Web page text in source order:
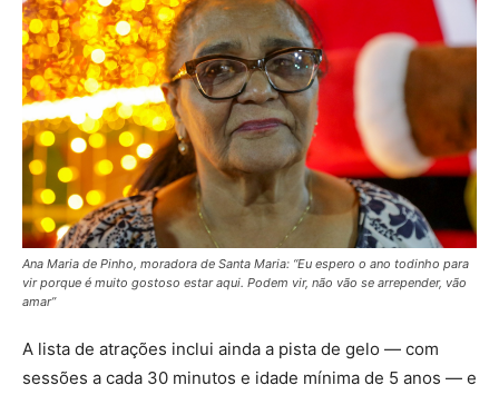
Ana Maria de Pinho, moradora de Santa Maria: “Eu espero o ano todinho para
vir porque é muito gostoso estar aqui. Podem vir, não vão se arrepender, vão
amar”
A lista de atrações inclui ainda a pista de gelo — com
sessões a cada 30 minutos e idade mínima de 5 anos — e